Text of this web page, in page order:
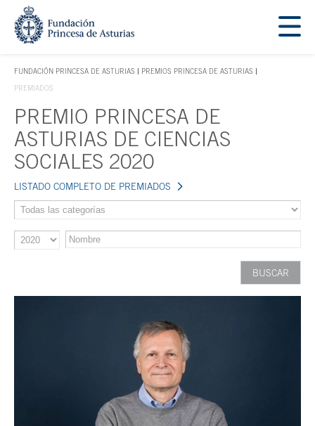
Saltar navegación. Ir directamente al contenido principal
FUNDACIÓN PRINCESA DE ASTURIAS
TECLA DE ACCESO 1
PREMIOS PRINCESA DE ASTURIAS
PREMIADOS
Contenido principal
PREMIO PRINCESA DE
ASTURIAS DE CIENCIAS
SOCIALES 2020
LISTADO COMPLETO DE PREMIADOS